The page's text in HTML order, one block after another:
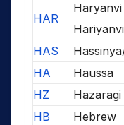
HAR
Hariyanvi
HAS
HA
Haussa
HZ
Hazaragi
HB
Hebrew